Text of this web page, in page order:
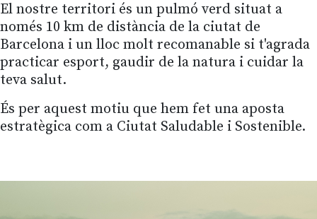
El nostre territori és un pulmó verd situat a
només 10 km de distància de la ciutat de
Barcelona i un lloc molt recomanable si t'agrada
practicar esport, gaudir de la natura i cuidar la
teva salut.
És per aquest motiu que hem fet una aposta
estratègica com a Ciutat Saludable i Sostenible.